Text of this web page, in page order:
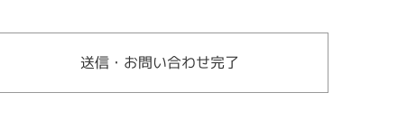
送信・お問い合わせ完了